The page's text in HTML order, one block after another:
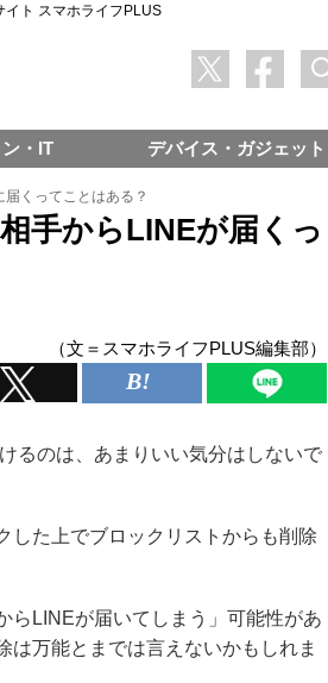
ト スマホライフPLUS
くってことはある？
手からLINEが届くっ
（文＝スマホライフPLUS編集部）
るのは、あまりいい気分はしないで
した上でブロックリストからも削除
らLINEが届いてしまう」可能性があ
は万能とまでは言えないかもしれま
・IT デバイス・ガジェット